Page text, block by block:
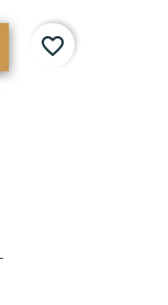
favorite_border